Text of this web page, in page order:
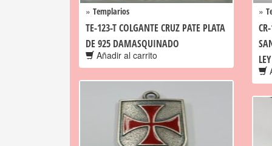
» Templarios
TE-123-T COLGANTE CRUZ PATE PLATA
DE 925 DAMASQUINADO
Añadir al carrito
»
LEY